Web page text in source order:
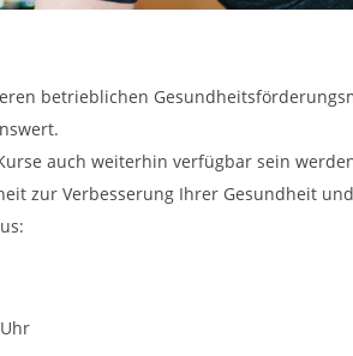
betrieblichen
auch weiterhin verfügbar sein
zur Verbesserung Ihrer Gesundheit